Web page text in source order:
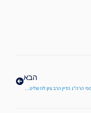
הבא
שיעור כללי מפי הרה"ג הדיין הרב ציון לוז שליט"א מסכת מכות. מהיכל ישיבת הכותל